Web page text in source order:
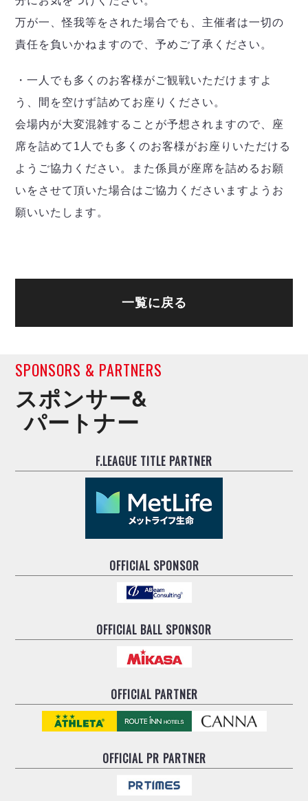
万が一、怪我等をされた場合でも、主催者は一切の
責任を負いかねますので、予めご了承ください。
・一人でも多くのお客様がご観戦いただけますよ
う、間を空けず詰めてお座りください。
会場内が大変混雑することが予想されますので、座
席を詰めて1人でも多くのお客様がお座りいただける
ようご協力ください。また係員が座席を詰めるお願
いをさせて頂いた場合はご協力くださいますようお
願いいたします。
一覧に戻る
SPONSORS & PARTNERS
スポンサー&
パートナー
F.LEAGUE TITLE PARTNER
OFFICIAL SPONSOR
OFFICIAL BALL SPONSOR
OFFICIAL PARTNER
OFFICIALPR PARTNER